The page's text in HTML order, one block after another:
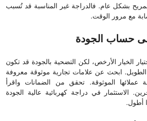
بشكل عام. فالدراجة غير المناسبة قد تُسبب
مع مرور الوقت.
حساب الجودة
الخيار الأرخص، لكن التضحية بالجودة قد تكون
ابحث عن علامات تجارية موثوقة معروفة
عملائها الموثوقة. تحقق من الضمانات واقرأ
الاستثمار في دراجة كهربائية عالية الجودة
أطول.